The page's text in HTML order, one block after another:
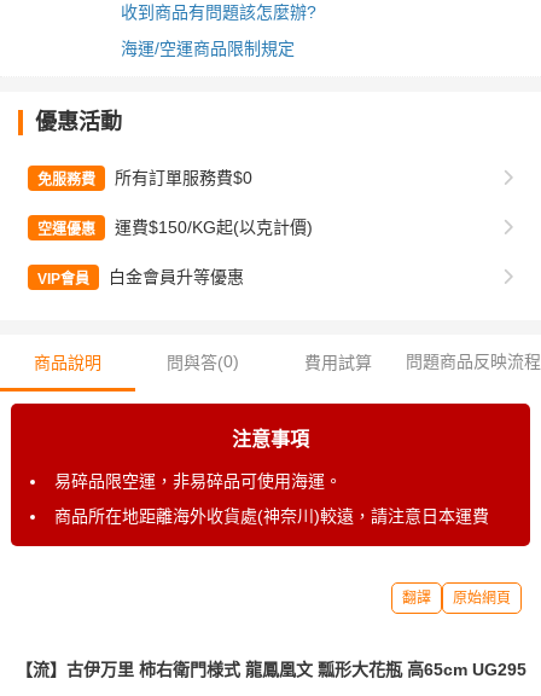
收到商品有問題該怎麼辦?
海運/空運商品限制規定
優惠活動
免服務費 所有訂單服務費$0
空運優惠 運費$150/KG起(以克計價)
VIP會員 白金會員升等優惠
商品說明 問與答(0) 費用試算 問題商品反映流程
注意事項
易碎品限空運，非易碎品可使用海運。
商品所在地距離海外收貨處(神奈川)較遠，請注意日本運費
翻譯 原始網頁
【流】古伊万里 柿右衛門様式 龍鳳凰文 瓢形大花瓶 高65cm UG295